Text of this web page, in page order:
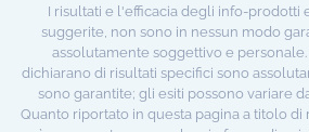
I risultati e l'efficacia degli info-prodotti
suggerite, non sono in nessun modo
assolutamente soggettivo e
dichiarano di risultati specifici sono
sono garantite; gli esiti possono variare
Quanto riportato in questa pagina a titolo